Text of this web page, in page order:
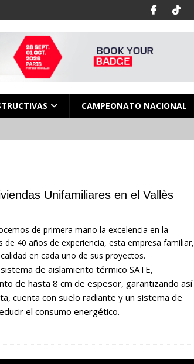
CAMPEONATO NACIONAL
Unifamiliares en el Vallès
de primera mano la excelencia en la
40 años de experiencia, esta empresa familiar,
en cada uno de sus proyectos.
de aislamiento térmico SATE,
de hasta 8 cm de espesor, garantizando así
cuenta con suelo radiante y un sistema de
el consumo energético.